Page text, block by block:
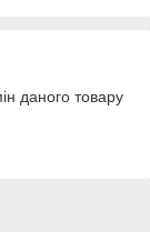
даного товару